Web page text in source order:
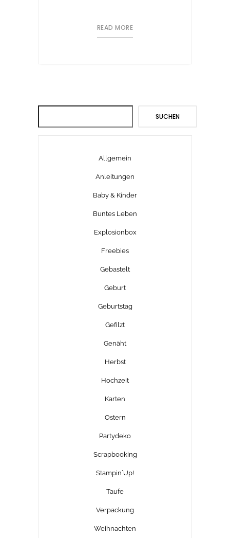
READ MORE
SUCHEN
Allgemein
Anleitungen
Baby & Kinder
Buntes Leben
Explosionbox
Freebies
Gebastelt
Geburt
Geburtstag
Gefilzt
Genäht
Herbst
Hochzeit
Karten
Ostern
Partydeko
Scrapbooking
Stampin´Up!
Taufe
Verpackung
Weihnachten